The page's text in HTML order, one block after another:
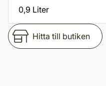
Hitta till butiken